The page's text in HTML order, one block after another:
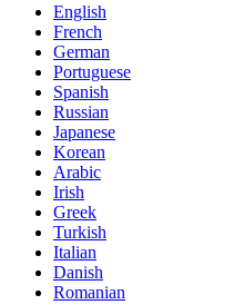
English
French
German
Portuguese
Spanish
Russian
Japanese
Korean
Arabic
Irish
Greek
Turkish
Italian
Danish
Romanian